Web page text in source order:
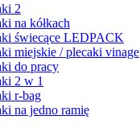
2
na kółkach
świecące LEDPACK
miejskie / plecaki vinage
do pracy
2 w 1
r-bag
na jedno ramię